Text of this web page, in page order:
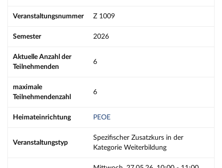
Veranstaltungsnummer Z 1009
Semester 2026
Aktuelle Anzahl der
Teilnehmenden
6
maximale
Teilnehmendenzahl
6
Heimateinrichtung PEOE
Veranstaltungstyp
Spezifischer Zusatzkurs in der
Kategorie Weiterbildung